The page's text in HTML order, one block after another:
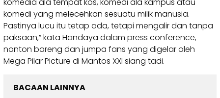
komedi yang melecehkan sesuatu milik manusia.
Pastinya lucu itu tetap ada, tetapi mengalir dan tanpa
paksaan,” kata Handaya dalam press conference,
nonton bareng dan jumpa fans yang digelar oleh
Mega Pilar Picture di Mantos XXI siang tadi.
BACAAN LAINNYA